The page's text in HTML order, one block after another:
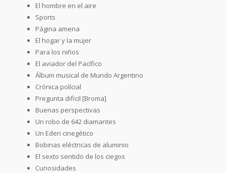
El hombre en el aire
Sports
Página amena
El hogar y la mujer
Para los niños
El aviador del Pacífico
Álbum musical de Mundo Argentino
Crónica polícial
Pregunta dificil [Broma]
Buenas perspectivas
Un robo de 642 diamantes
Un Eden cinegético
Bobinas eléctricas de aluminio
El sexto sentido de los ciegos
Curiosidades